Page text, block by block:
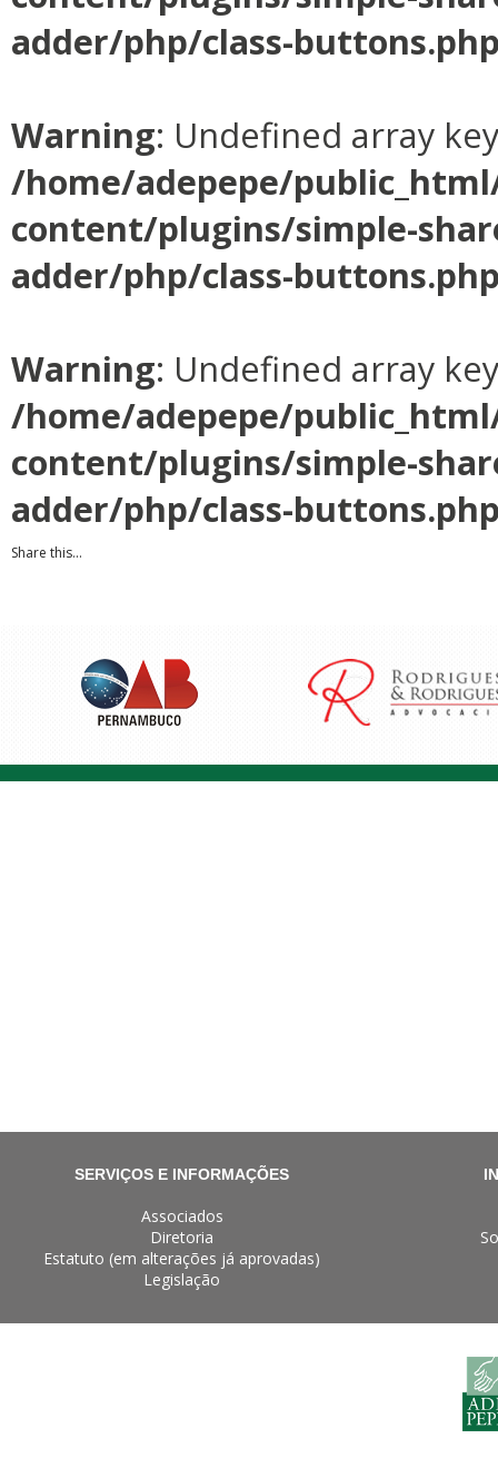
adder/php/class-
Warning: Undefined array
/home/adepepe/
content/plugins/simple-
adder/php/class-
Warning: Undefined array
/home/adepepe/
content/plugins/simple-
adder/php/class-
Share this...
SERVIÇOS E INFORMAÇÕES
Associados
Diretoria
Estatuto (em alterações já aprovadas)
Legislação